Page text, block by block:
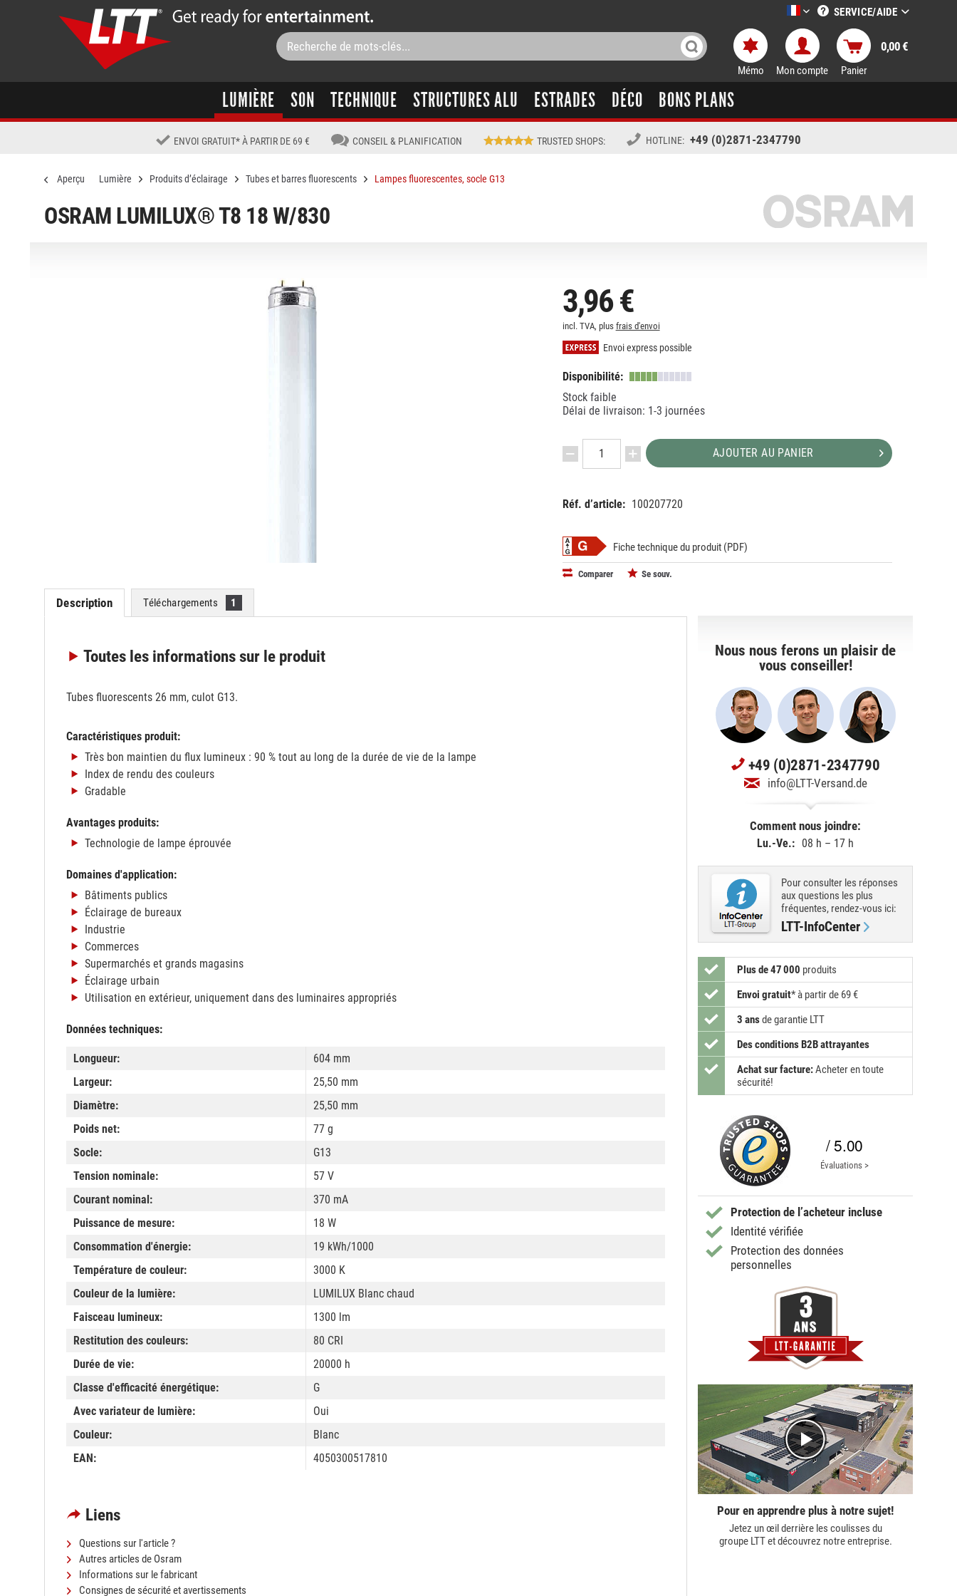
LTT-Versand französisch
SERVICE/AIDE
Mémo Mon compte Panier
0,00 €
LUMIÈRE SON TECHNIQUE STRUCTURES ALU ESTRADES DÉCO BONS PLANS
ENVOI GRATUIT* À PARTIR DE 69 € CONSEIL & PLANIFICATION TRUSTED SHOPS: HOTLINE: +49 (0)2871-2347790
Aperçu Lumière Produits d’éclairage Tubes et barres fluorescents Lampes fluorescentes, socle G13
OSRAM LUMILUX® T8 18 W/830
3,96 €
incl. TVA, plus frais d'envoi
Envoi express possible
Disponibilité:
Stock faible
Délai de livraison: 1-3 journées
AJOUTER AU PANIER
Réf. d’article: 100207720
Fiche technique du produit (PDF)
Comparer Se souv.
Description Téléchargements 1
Toutes les informationssur le produit
Tubes fluorescents 26 mm, culot G13.
Caractéristiques produit:
Très bon maintien du flux lumineux : 90 % tout au long de la durée de vie de la lampe
Index de rendu des couleurs
Gradable
Avantages produits:
Technologie de lampe éprouvée
Domaines d'application:
Bâtiments publics
Éclairage de bureaux
Industrie
Commerces
Supermarchés et grands magasins
Éclairage urbain
Utilisation en extérieur, uniquement dans des luminaires appropriés
Données techniques:
Longueur:
604 mm
Largeur:
25,50 mm
Diamètre:
25,50 mm
Poids net:
77 g
Socle:
G13
Tension nominale:
57 V
Courant nominal:
370 mA
Puissance de mesure:
18 W
Consommation d'énergie:
19 kWh/1000
Température de couleur:
3000 K
Couleur de la lumière:
LUMILUX Blanc chaud
Faisceau lumineux:
1300 lm
Restitution des couleurs:
80 CRI
Durée de vie:
20000 h
Classe d'efficacité énergétique:
G
Avec variateur de lumière:
Oui
Couleur:
Blanc
EAN:
4050300517810
Liens
Questions sur l'article ?
Autres articles de Osram
Informations sur le fabricant
Consignes de sécurité et avertissements
Nous nous ferons un plaisir de
vous conseiller!
+49 (0)2871-2347790
info@LTT-Versand.de
Comment nous joindre:
Lu.-Ve.: 08 h – 17 h
Pour consulter les réponses
aux questions les plus
fréquentes, rendez-vous ici:
LTT-InfoCenter
Plus de 47 000 produits
Envoi gratuit* à partir de 69 €
3 ansde garantie LTT
Des conditions B2B attrayantes
Achat sur facture:Acheter en toute
sécurité!
/ 5.00
Évaluations >
Protection de l’acheteur incluse
Identité vérifiée
Protection des données
personnelles
Pour en apprendre plus à notre sujet!
Jetez un œil derrière les coulisses du
groupe LTTet découvrez notre entreprise.